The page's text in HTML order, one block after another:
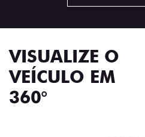
VISUALIZE O
VEÍCULO EM
360°